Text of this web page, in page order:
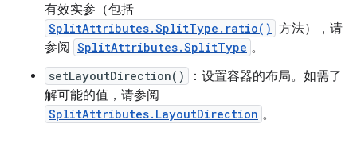
有效实参（包括
SplitAttributes.SplitType.ratio() 方法），请
参阅 SplitAttributes.SplitType 。
setLayoutDirection()
：设置容器的布局。如需了
解可能的值，请参阅
SplitAttributes.LayoutDirection 。